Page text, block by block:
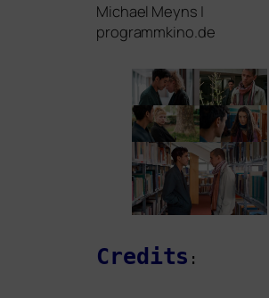
Michael Meyns |
programmkino.de
Credits :